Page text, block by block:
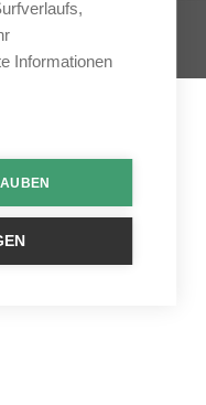
Informationen